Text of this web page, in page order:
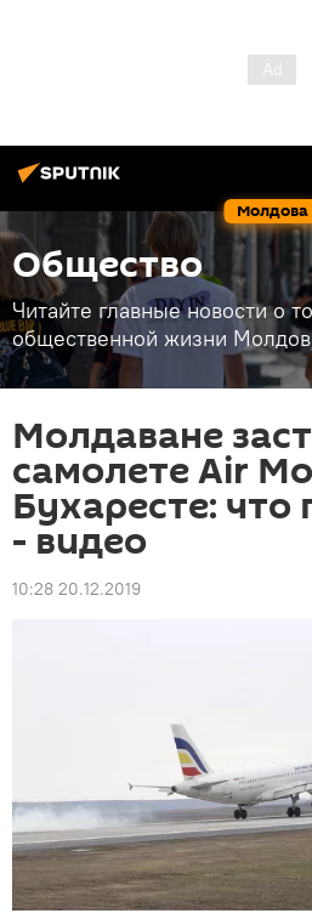
Молдова
Общество
Читайте главные новости о
общественной жизни
Молдаване
самолете Air
Бухаресте:
- видео
10:28 20.12.2019